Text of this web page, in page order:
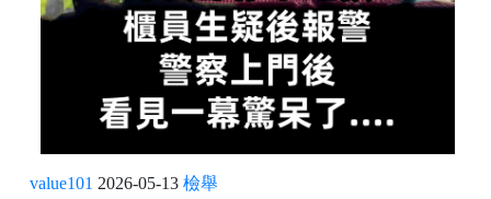
value101 2026-05-13 檢舉